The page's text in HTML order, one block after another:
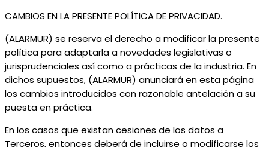
CAMBIOS EN LA PRESENTE POLÍTICA DE PRIVACIDAD.
(ALARMUR) se reserva el derecho a modificar la presente
política para adaptarla a novedades legislativas o
jurisprudenciales así como a prácticas de la industria. En
dichos supuestos, (ALARMUR) anunciará en esta página
los cambios introducidos con razonable antelación a su
puesta en práctica.
En los casos que existan cesiones de los datos a
Terceros, entonces deberá de incluirse o modificarse los